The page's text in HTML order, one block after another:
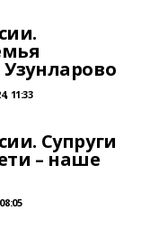
11:33
Супруги
– наше